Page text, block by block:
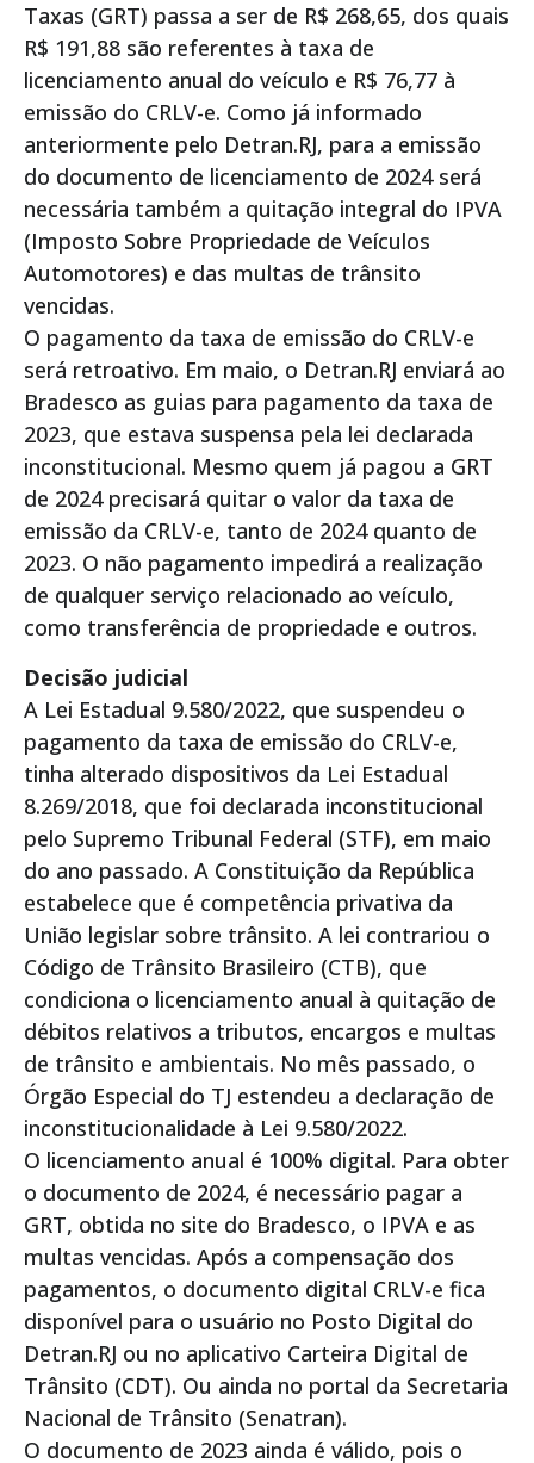
Taxas (GRT) passa a ser de R$ 268,65, dos quais
R$ 191,88 são referentes à taxa de
licenciamento anual do veículo e R$ 76,77 à
emissão do CRLV-e. Como já informado
anteriormente pelo Detran.RJ, para a emissão
do documento de licenciamento de 2024 será
necessária também a quitação integral do IPVA
(Imposto Sobre Propriedade de Veículos
Automotores) e das multas de trânsito
vencidas.
O pagamento da taxa de emissão do CRLV-e
será retroativo. Em maio, o Detran.RJ enviará ao
Bradesco as guias para pagamento da taxa de
2023, que estava suspensa pela lei declarada
inconstitucional. Mesmo quem já pagou a GRT
de 2024 precisará quitar o valor da taxa de
emissão da CRLV-e, tanto de 2024 quanto de
2023. O não pagamento impedirá a realização
de qualquer serviço relacionado ao veículo,
como transferência de propriedade e outros.
Decisão judicial
A Lei Estadual 9.580/2022, que suspendeu o
pagamento da taxa de emissão do CRLV-e,
tinha alterado dispositivos da Lei Estadual
8.269/2018, que foi declarada inconstitucional
pelo Supremo Tribunal Federal (STF), em maio
do ano passado. A Constituição da República
estabelece que é competência privativa da
União legislar sobre trânsito. A lei contrariou o
Código de Trânsito Brasileiro (CTB), que
condiciona o licenciamento anual à quitação de
débitos relativos a tributos, encargos e multas
de trânsito e ambientais. No mês passado, o
Órgão Especial do TJ estendeu a declaração de
inconstitucionalidade à Lei 9.580/2022.
O licenciamento anual é 100% digital. Para obter
o documento de 2024, é necessário pagar a
GRT, obtida no site do Bradesco, o IPVA e as
multas vencidas. Após a compensação dos
pagamentos, o documento digital CRLV-e fica
disponível para o usuário no Posto Digital do
Detran.RJ ou no aplicativo Carteira Digital de
Trânsito (CDT). Ou ainda no portal da Secretaria
Nacional de Trânsito (Senatran).
O documento de 2023 ainda é válido, pois o